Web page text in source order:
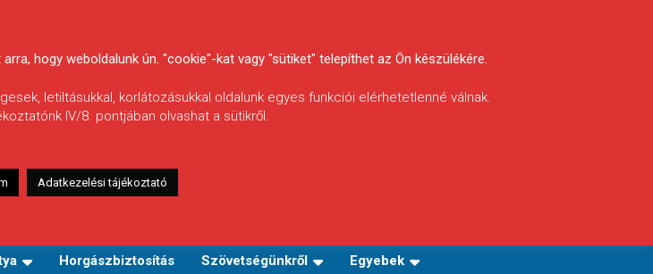
Horgászbiztosítás Szövetségünkről Egyebek
hogy weboldalunk ún. "cookie"-kat vagy "sütiket" telepíthet az Ön készülékére.
letiltásukkal, korlátozásukkal oldalunk egyes funkciói elérhetetlenné válnak.
IV/8. pontjában olvashat a sütikről.
Adatkezelési tájékoztató